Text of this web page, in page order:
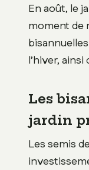
En août, le
moment de
l’hiver,
Les
jardin
Les semis